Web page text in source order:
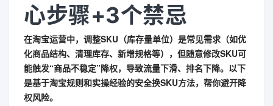
心步骤+3个禁忌
在淘宝运营中，调整SKU（库存量单位）是常见需求（如优
化商品结构、清理库存、新增规格等），但随意修改SKU可
能触发“商品不稳定”降权，导致流量下滑、排名下降。以下
是基于淘宝规则和实操经验的安全换SKU方法，帮你避开降
权风险。